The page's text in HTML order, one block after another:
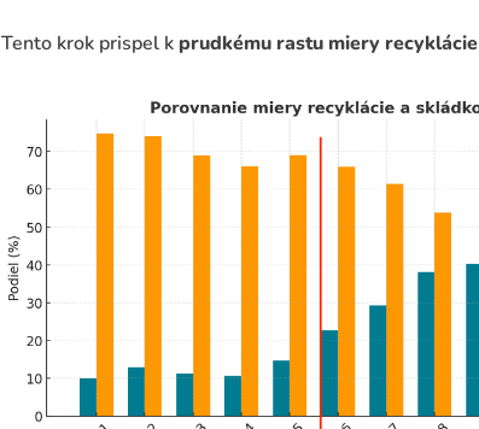
Tento krok prispel k prudkému rastu miery recyklácie